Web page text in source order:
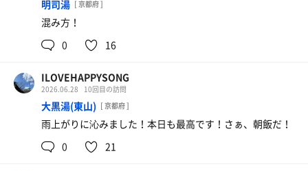
明司湯 [ 京都府 ]
混み方！
0
16
ILOVEHAPPYSONG
2026.06.28 10回目の訪問
大黒湯(東山) [ 京都府 ]
雨上がりに沁みました！本日も最高です！さぁ、朝飯だ！
0
21